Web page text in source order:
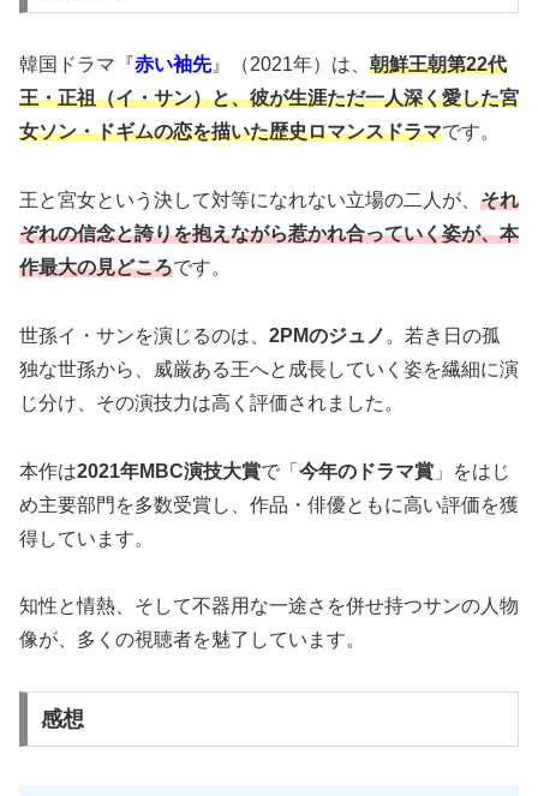
韓国ドラマ『赤い袖先』（2021年）は、 朝鮮王朝第22代
王・正祖（イ・サン）と、彼が生涯ただ一人深く愛した宮
女ソン・ドギムの恋を描いた歴史ロマンスドラマです。
王と宮女という決して対等になれない立場の二人が、 それ
ぞれの信念と誇りを抱えながら惹かれ合っていく姿が、本
作最大の見どころです。
世孫イ・サンを演じるのは、 2PMのジュノ 。若き日の孤
独な世孫から、威厳ある王へと成長していく姿を繊細に演
じ分け、その演技力は高く評価されました。
本作は2021年MBC演技大賞で「 今年のドラマ賞 」をはじ
め主要部門を多数受賞し、作品・俳優ともに高い評価を獲
得しています。
知性と情熱、そして不器用な一途さを併せ持つサンの人物
像が、多くの視聴者を魅了しています。
感想